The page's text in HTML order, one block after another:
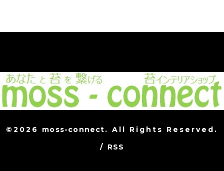
©2026 moss-connect. All Rights Reserved.
/ RSS